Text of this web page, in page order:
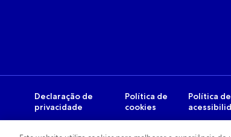
Declaração de
privacidade
Política de
cookies
Política de